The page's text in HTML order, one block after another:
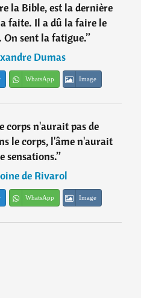
la Bible, est la dernière
faite. Il a dû la faire le
On sent la fatigue.”
Dumas
WhatsApp Image
corps n'aurait pas de
le corps, l'âme n'aurait
sensations.”
de Rivarol
WhatsApp Image